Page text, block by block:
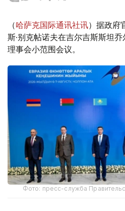
（哈萨克国际通讯社讯）据政府
斯·别克帖诺夫在吉尔吉斯斯坦
理事会小范围会议。
Фото: пресс-служба